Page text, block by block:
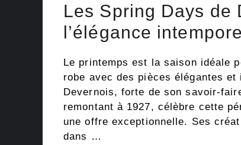
Les Spring Days de
l’élégance
Le printemps est la saison idéale
robe avec des pièces élégantes et
Devernois, forte de son savoir-
remontant à 1927, célèbre cette
une offre exceptionnelle. Ses
dans …